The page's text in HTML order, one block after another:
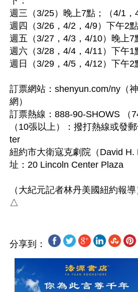
週三（3/25）晚上7點；（4/1，
週四（3/26，4/2，4/9）下午2點
週五（3/27，4/3，4/10）晚上7
週六（3/28，4/4，4/11）下午1
週日（3/29，4/5，4/12）下午2
訂票網站：shenyun.com/ny（
網）
訂票熱線：888-90-SHOWS （
（10張以上）：撥打熱線或發郵
ter
紐約市大衛寇克劇院（David H.
址：20 Lincoln Center Plaza
（大紀元記者林丹美國紐約報導
分享到：